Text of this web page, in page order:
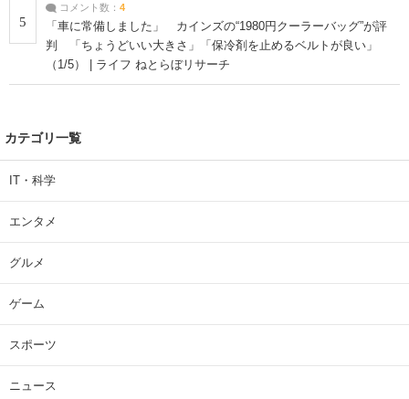
5
コメント数： 4
「車に常備しました」 カインズの“1980円クーラーバッグ”が評
判 「ちょうどいい大きさ」「保冷剤を止めるベルトが良い」
（1/5） | ライフ ねとらぼリサーチ
カテゴリ一覧
IT・科学
エンタメ
グルメ
ゲーム
スポーツ
ニュース